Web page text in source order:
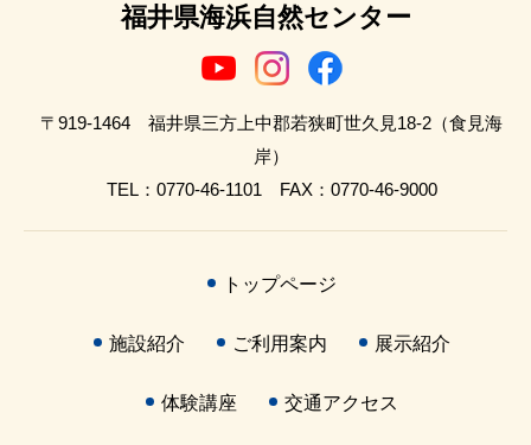
福井県海浜自然センター
〒919-1464 福井県三方上中郡若狭町世久見18-2（食見海
岸）
TEL：0770-46-1101 FAX：0770-46-9000
トップページ
施設紹介 ご利用案内 展示紹介
体験講座 交通アクセス